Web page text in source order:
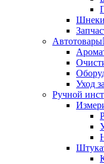
Шнеки
Автотовары
Уход
Ручной